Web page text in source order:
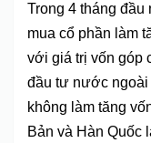
Trong 4 tháng
mua cổ phần làm
với giá trị vốn góp
đầu tư nước ngoài
không làm tăng
Bản và Hàn Quốc